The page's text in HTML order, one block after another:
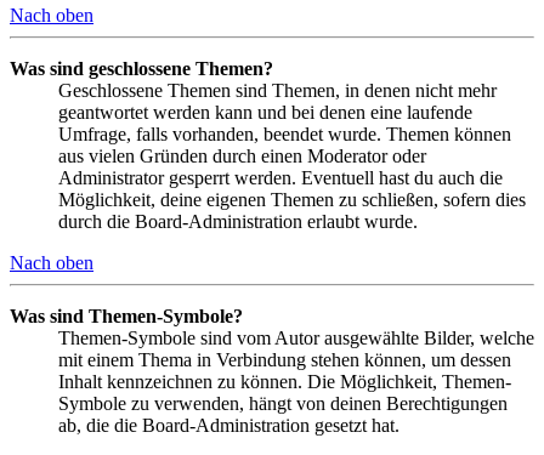
Nach oben
Was sind geschlossene Themen?
Geschlossene Themen sind Themen, in denen nicht mehr
geantwortet werden kann und bei denen eine laufende
Umfrage, falls vorhanden, beendet wurde. Themen können
aus vielen Gründen durch einen Moderator oder
Administrator gesperrt werden. Eventuell hast du auch die
Möglichkeit, deine eigenen Themen zu schließen, sofern dies
durch die Board-Administration erlaubt wurde.
Nach oben
Was sind Themen-Symbole?
Themen-Symbole sind vom Autor ausgewählte Bilder, welche
mit einem Thema in Verbindung stehen können, um dessen
Inhalt kennzeichnen zu können. Die Möglichkeit, Themen-
Symbole zu verwenden, hängt von deinen Berechtigungen
ab, die die Board-Administration gesetzt hat.